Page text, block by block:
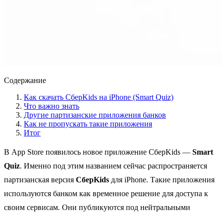
Содержание
Как скачать СберKids на iPhone (Smart Quiz)
Что важно знать
Другие партизанские приложения банков
Как не пропускать такие приложения
Итог
В App Store появилось новое приложение СберKids — Smart
Quiz. Именно под этим названием сейчас распространяется
партизанская версия СберKids для iPhone. Такие приложения
используются банком как временное решение для доступа к
своим сервисам. Они публикуются под нейтральными